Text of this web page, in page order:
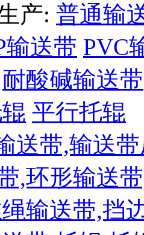
产: 普通输
输送带 PVC
耐酸碱输送带
平行托辊